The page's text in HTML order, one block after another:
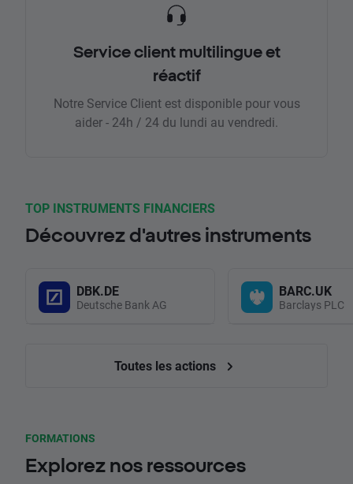
Service client multilingue et
réactif
Notre Service Client est disponible pour vous
aider - 24h / 24 du lundi au vendredi.
TOP INSTRUMENTS FINANCIERS
Découvrez d'autres instruments
DBK.DE
Deutsche Bank AG
BARC.UK
Barclays PLC
Toutes les actions
FORMATIONS
Explorez nos ressources